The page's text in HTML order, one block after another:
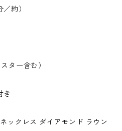
約）
ター含む）
き
ックレス ダイアモンド ラウン